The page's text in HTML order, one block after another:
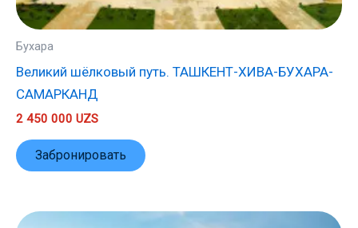
Бухара
Великий шёлковый путь. ТАШКЕНТ-ХИВА-БУХАРА-
САМАРКАНД
2 450 000 UZS
Забронировать